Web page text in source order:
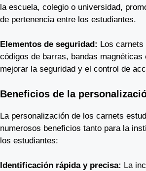
la escuela, colegio o universidad,
de pertenencia entre los estudiantes.
Elementos de seguridad: Los
códigos de barras, bandas magnéticas
mejorar la seguridad y el control de
Beneficios de la
La personalización de los carnets
numerosos beneficios tanto para la
los estudiantes:
Identificación rápida y precisa: La